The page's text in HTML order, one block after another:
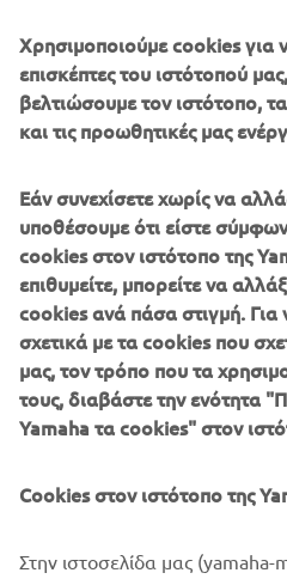
Ana Niculaita
να μην καταλήξω με το
μεγάλη εταιρεία”,
σχετικές δραστηριότητες.
του Bachelor μου και με αυτή
άσκηση, στόχος μου ήταν να
Διαβάστε περισσότερα
©Yamaha Motor Europe N.V. /
δεν επιτρέπεται να
Χρησιμοποιούμε cookies για
επισκέπτες του ιστότοπού
βελτιώσουμε τον ιστότοπο,
και τις προωθητικές μας
Εάν συνεχίσετε χωρίς να
υποθέσουμε ότι είστε
cookies στον ιστότοπο της
επιθυμείτε, μπορείτε να
cookies ανά πάσα στιγμή. Για
σχετικά με τα cookies που
μας, τον τρόπο που τα
τους, διαβάστε την ενότητα
Yamaha τα cookies" στον
Cookies στον ιστότοπο της
Στην ιστοσελίδα μας